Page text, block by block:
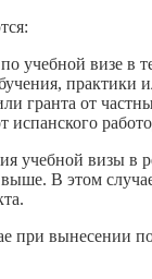
учебной визе в
практики
гранта от
учебной визы в
В этом случае
при вынесении